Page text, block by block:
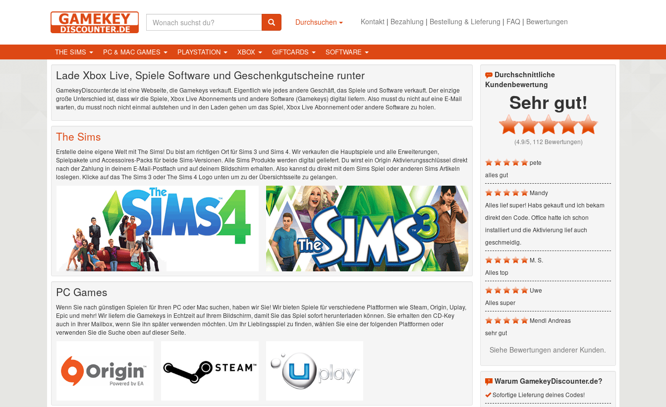
Durchsuchen Kontakt| Bezahlung | Bestellung & Lieferung | FAQ| Bewertungen
THE SIMS PC & MAC GAMES PLAYSTATION XBOX GIFTCARDS SOFTWARE
Lade Xbox Live, Spiele Software und Geschenkgutscheine runter
GamekeyDiscounter.de ist eine Webseite, die Gamekeys verkauft. Eigentlich wie jedes andere Geschäft, das Spiele und Software verkauft. Der einzige
große Unterschied ist, dass wir die Spiele, Xbox Live Abonnements und andere Software (Gamekeys) digital liefern. Also musst du nicht auf eine E-Mail
warten, du musst noch nicht einmal aufstehen und in den Laden gehen um das Spiel, Xbox Live Abonnement oder andere Software zu holen.
The Sims
Erstelle deine eigene Welt mit The Sims! Du bist am richtigen Ort für Sims 3 und Sims 4. Wir verkaufen die Hauptspiele und alle Erweiterungen,
Spielpakete und Accessoires-Packs für beide Sims-Versionen. Alle Sims Produkte werden digital geliefert. Du wirst ein Origin Aktivierungsschlüssel direkt
nach der Zahlung in deinem E-Mail-Postfach und auf deinem Bildschirm erhalten. Also kannst du direkt mit dem Sims Spiel oder anderen Sims Artikeln
loslegen. Klicke auf das The Sims 3 oder The Sims 4 Logo unten um zu der Übersichtsseite zu gelangen.
PC Games
Wenn Sie nach günstigen Spielen für Ihren PC oder Mac suchen, haben wir Sie! Wir bieten Spiele für verschiedene Plattformen wie Steam, Origin, Uplay,
Epic und mehr! Wir liefern die Gamekeys in Echtzeit auf Ihrem Bildschirm, damit Sie das Spiel sofort herunterladen können. Sie erhalten den CD-Key
auch in Ihrer Mailbox, wenn Sie ihn später verwenden möchten. Um Ihr Lieblingsspiel zu finden, wählen Sie eine der folgenden Plattformen oder
verwenden Sie die Suche oben auf dieser Seite.
Durchschnittliche
Kundenbewertung
Sehr gut!
(4.9/5, 112 Bewertungen)
pete
alles gut
Mandy
Alles lief super! Habs gekauft und ich bekam
direkt den Code. Office hatte ich schon
installiert und die Aktivierung lief auch
geschmeidig.
M. S.
Alles top
Uwe
Alles super
Mendl Andreas
sehr gut
Siehe Bewertungen anderer Kunden.
Warum GamekeyDiscounter.de?
Sofortige Lieferung deines Codes!